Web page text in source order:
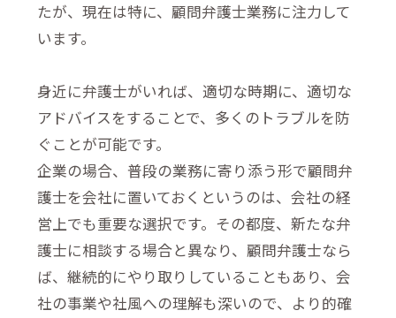
たが、現在は特に、顧問弁護士業務に注力して
います。
身近に弁護士がいれば、適切な時期に、適切な
アドバイスをすることで、多くのトラブルを防
ぐことが可能です。
企業の場合、普段の業務に寄り添う形で顧問弁
護士を会社に置いておくというのは、会社の経
営上でも重要な選択です。その都度、新たな弁
護士に相談する場合と異なり、顧問弁護士なら
ば、継続的にやり取りしていることもあり、会
社の事業や社風への理解も深いので、より的確